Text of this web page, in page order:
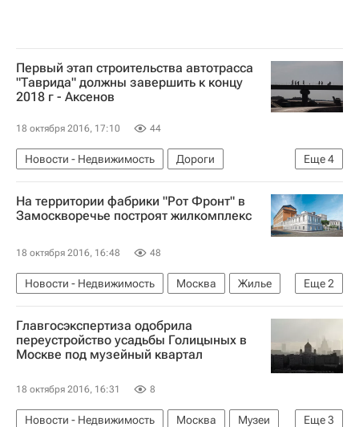
Первый этап строительства автотрасса
"Таврида" должны завершить к концу
2018 г - Аксенов
18 октября 2016, 17:10 44
Еще4
Новости - Недвижимость
Дороги
Инфраструктура
Строительство
Республика Крым
Россия
На территории фабрики "Рот Фронт" в
Замоскворечье построят жилкомплекс
18 октября 2016, 16:48 48
Еще2
Новости - Недвижимость Москва
Жилье
Строительство
Россия
Главгосэкспертиза одобрила
переустройство усадьбы Голицыных в
Москве под музейный квартал
18 октября 2016, 16:31 8
Еще3
Новости - Недвижимость Москва
Музеи